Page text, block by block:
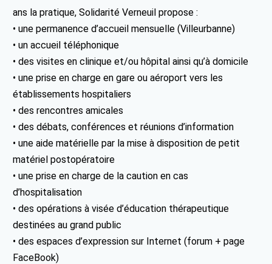
ans la pratique, Solidarité Verneuil propose :
• une permanence d’accueil mensuelle (Villeurbanne)
• un accueil téléphonique
• des visites en clinique et/ou hôpital ainsi qu’à domicile
• une prise en charge en gare ou aéroport vers les
établissements hospitaliers
• des rencontres amicales
• des débats, conférences et réunions d’information
• une aide matérielle par la mise à disposition de petit
matériel postopératoire
• une prise en charge de la caution en cas
d’hospitalisation
• des opérations à visée d’éducation thérapeutique
destinées au grand public
• des espaces d’expression sur Internet (forum + page
FaceBook)